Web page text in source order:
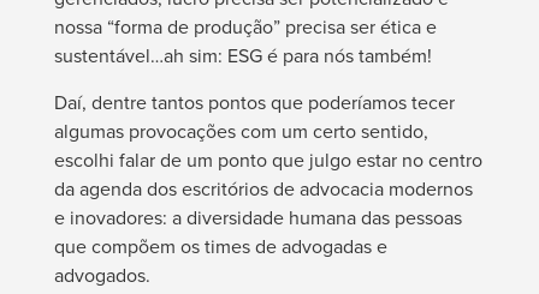
nossa “forma de produção” precisa ser ética e
sustentável…ah sim: ESG é para nós também!
Daí, dentre tantos pontos que poderíamos tecer
algumas provocações com um certo sentido,
escolhi falar de um ponto que julgo estar no centro
da agenda dos escritórios de advocacia modernos
e inovadores: a diversidade humana das pessoas
que compõem os times de advogadas e
advogados.